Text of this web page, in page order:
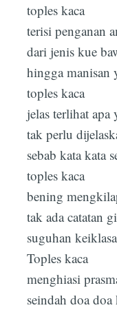
toples kaca
terisi penganan
dari jenis kue
hingga manisan
toples kaca
jelas terlihat apa
tak perlu
sebab kata kata
toples kaca
bening
tak ada catatan
suguhan
Toples kaca
menghiasi
seindah doa doa